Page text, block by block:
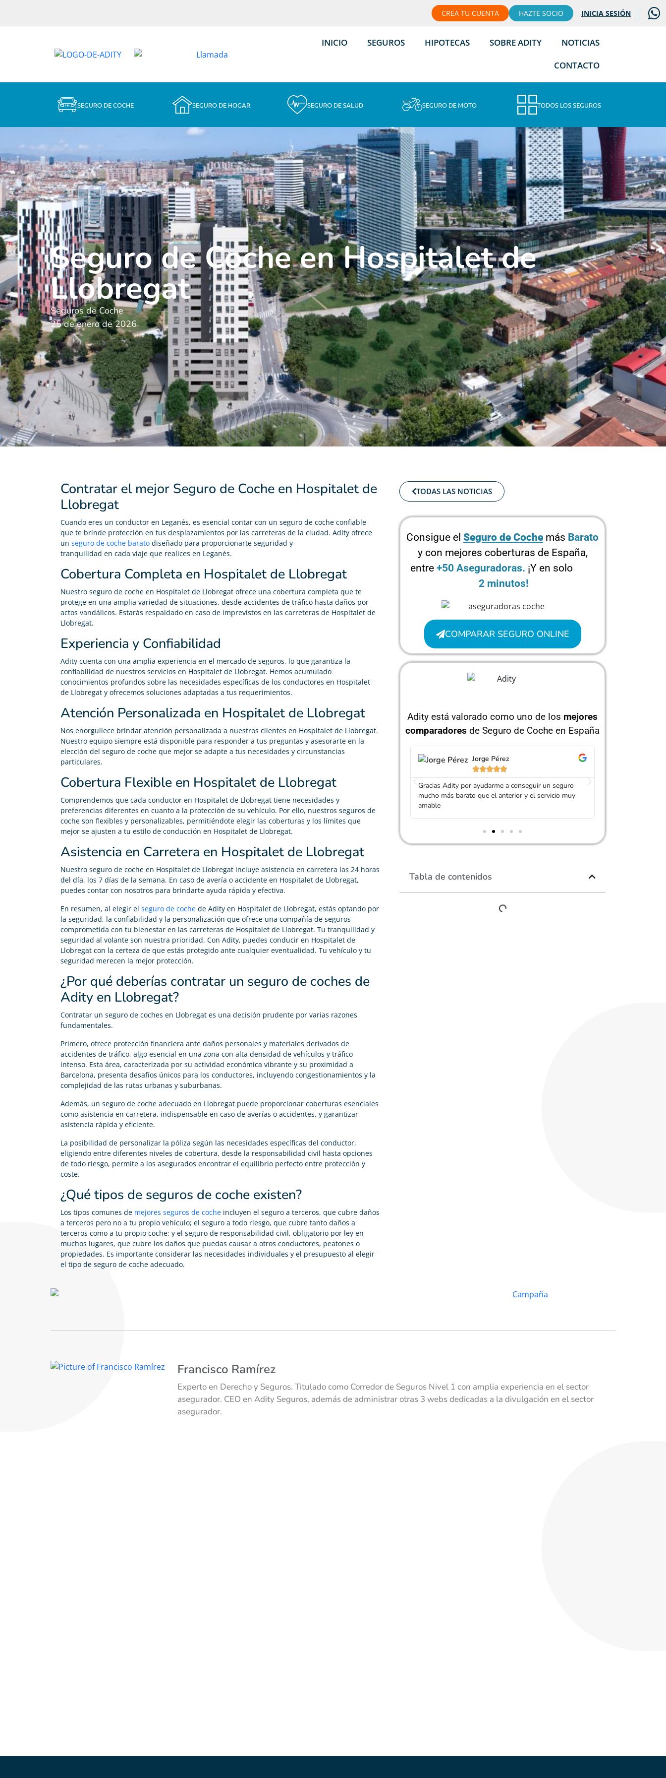
CREA TU CUENTA HAZTE SOCIO INICIA SESIÓN
INICIO SEGUROS HIPOTECAS SOBRE ADITY
NOTICIAS
CONTACTO
SEGURO DE COCHE SEGURO DE HOGAR SEGURO DE SALUD SEGURO DE MOTO TODOS LOS SEGUROS
Seguro de Coche en Hospitalet de
Llobregat
Seguros de Coche
25 de enero de 2026
Contratar el mejor Seguro de Coche en Hospitalet de
Llobregat
Cuando eres un conductor en Leganés, es esencial contar con un seguro de coche confiable
que te brinde protección en tus desplazamientos por las carreteras de la ciudad. Adity ofrece
un seguro de coche barato diseñado para proporcionarte seguridad y
tranquilidad en cada viaje que realices en Leganés.
Cobertura Completa en Hospitalet de Llobregat
Nuestro seguro de coche en Hospitalet de Llobregat ofrece una cobertura completa que te
protege en una amplia variedad de situaciones, desde accidentes de tráfico hasta daños por
actos vandálicos. Estarás respaldado en caso de imprevistos en las carreteras de Hospitalet de
Llobregat.
Experiencia y Confiabilidad
Adity cuenta con una amplia experiencia en el mercado de seguros, lo que garantiza la
confiabilidad de nuestros servicios en Hospitalet de Llobregat. Hemos acumulado
conocimientos profundos sobre las necesidades específicas de los conductores en Hospitalet
de Llobregat y ofrecemos soluciones adaptadas a tus requerimientos.
Atención Personalizada en Hospitalet de Llobregat
Nos enorgullece brindar atención personalizada a nuestros clientes en Hospitalet de Llobregat.
Nuestro equipo siempre está disponible para responder a tus preguntas y asesorarte en la
elección del seguro de coche que mejor se adapte a tus necesidades y circunstancias
particulares.
Cobertura Flexible en Hospitalet de Llobregat
Comprendemos que cada conductor en Hospitalet de Llobregat tiene necesidades y
preferencias diferentes en cuanto a la protección de su vehículo. Por ello, nuestros seguros de
coche son flexibles y personalizables, permitiéndote elegir las coberturas y los límites que
mejor se ajusten a tu estilo de conducción en Hospitalet de Llobregat.
Asistencia en Carretera en Hospitalet de Llobregat
Nuestro seguro de coche en Hospitalet de Llobregat incluye asistencia en carretera las 24 horas
del día, los 7 días de la semana. En caso de avería o accidente en Hospitalet de Llobregat,
puedes contar con nosotros para brindarte ayuda rápida y efectiva.
En resumen, al elegir el seguro de coche de Adity en Hospitalet de Llobregat, estás optando por
la seguridad, la confiabilidad y la personalización que ofrece una compañía de seguros
comprometida con tu bienestar en las carreteras de Hospitalet de Llobregat. Tu tranquilidad y
seguridad al volante son nuestra prioridad. Con Adity, puedes conducir en Hospitalet de
Llobregat con la certeza de que estás protegido ante cualquier eventualidad. Tu vehículo y tu
seguridad merecen la mejor protección.
¿Por qué deberías contratar un seguro de coches de
Adity en Llobregat?
Contratar un seguro de coches en Llobregat es una decisión prudente por varias razones
fundamentales.
Primero, ofrece protección financiera ante daños personales y materiales derivados de
accidentes de tráfico, algo esencial en una zona con alta densidad de vehículos y tráfico
intenso. Esta área, caracterizada por su actividad económica vibrante y su proximidad a
Barcelona, presenta desafíos únicos para los conductores, incluyendo congestionamientos y la
complejidad de las rutas urbanas y suburbanas.
Además, un seguro de coche adecuado en Llobregat puede proporcionar coberturas esenciales
como asistencia en carretera, indispensable en caso de averías o accidentes, y garantizar
asistencia rápida y eficiente.
La posibilidad de personalizar la póliza según las necesidades específicas del conductor,
eligiendo entre diferentes niveles de cobertura, desde la responsabilidad civil hasta opciones
de todo riesgo, permite a los asegurados encontrar el equilibrio perfecto entre protección y
coste.
¿Qué tipos de seguros de coche existen?
Los tipos comunes de mejores seguros de coche incluyen el seguro a terceros, que cubre daños
a terceros pero no a tu propio vehículo; el seguro a todo riesgo, que cubre tanto daños a
terceros como a tu propio coche; y el seguro de responsabilidad civil, obligatorio por ley en
muchos lugares, que cubre los daños que puedas causar a otros conductores, peatones o
propiedades. Es importante considerar las necesidades individuales y el presupuesto al elegir
el tipo de seguro de coche adecuado.
TODAS LAS NOTICIAS
Consigue el Seguro de Coche más Barato
y con mejores coberturas de España,
entre +50 Aseguradoras. ¡Y en solo
2 minutos!
COMPARAR SEGURO ONLINE
Adity está valorado como uno de los mejores
comparadores de Seguro de Coche en España
Carolina Garcés
Me he pasado de mi antigua compañía y ahora pago
200€ menos en mi seguro de coche y me han
gestionado la baja del seguro anterior gratis.
Álvaro García
He podido rebajar el precio de mi seguro de coche un
50%, realmente cumplen con lo que dicen
Jorge Pérez

Gracias Adity por ayudarme a conseguir un seguro
mucho más barato que el anterior y el servicio muy
amable
Tabla de contenidos
Francisco Ramírez
Experto en Derecho y Seguros. Titulado como Corredor de Seguros Nivel 1 con amplia experiencia en el sector
asegurador. CEO en Adity Seguros, además de administrar otras 3 webs dedicadas a la divulgación en el sector
asegurador.